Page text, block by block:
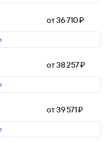
от 36 ⁠710 ⁠₽
от 38 ⁠257 ⁠₽
от 39 ⁠571 ⁠₽